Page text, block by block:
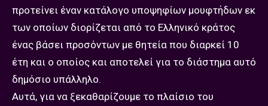
προτείνει έναν κατάλογο υποψηφίων μουφτήδων εκ
των οποίων διορίζεται από το Ελληνικό κράτος
ένας βάσει προσόντων με θητεία που διαρκεί 10
έτη και ο οποίος και αποτελεί για το διάστημα αυτό
δημόσιο υπάλληλο.
Αυτά, για να ξεκαθαρίζουμε το πλαίσιο του